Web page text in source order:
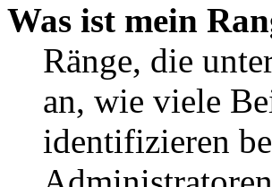
Was ist mein
Ränge, die
an, wie viele
identifizieren